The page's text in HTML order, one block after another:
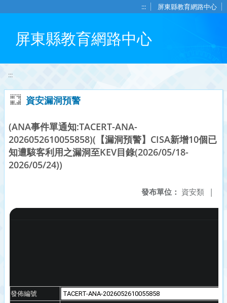
::: 屏東縣教育網路中心
屏東縣教育網路中心
:::
資安漏洞預警
(ANA事件單通知:TACERT-ANA-
2026052610055858)(【漏洞預警】CISA新增10個已
知遭駭客利用之漏洞至KEV目錄(2026/05/18-
2026/05/24))
發布單位： 資安類 |
發佈編號